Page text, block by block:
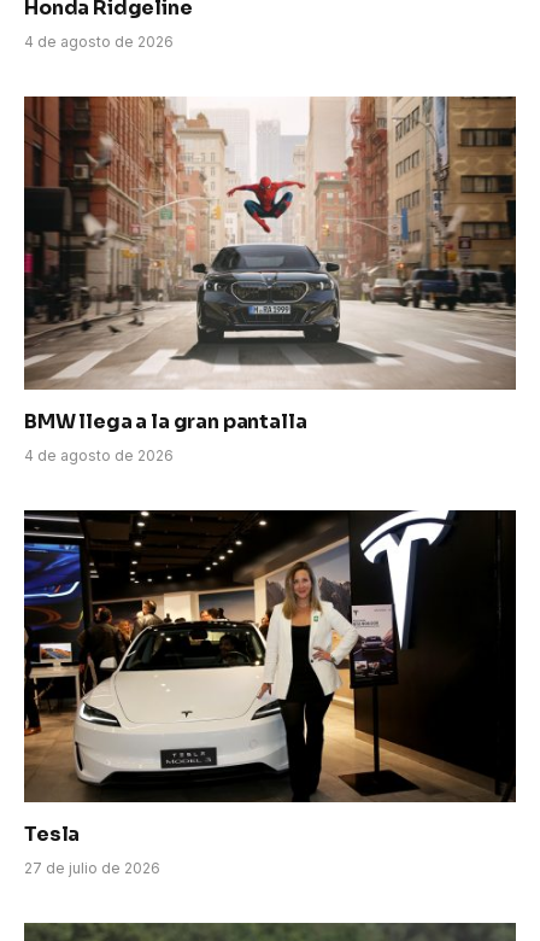
Honda Ridgeline
4 de agosto de 2026
BMW llega a la gran pantalla
4 de agosto de 2026
Tesla
27 de julio de 2026